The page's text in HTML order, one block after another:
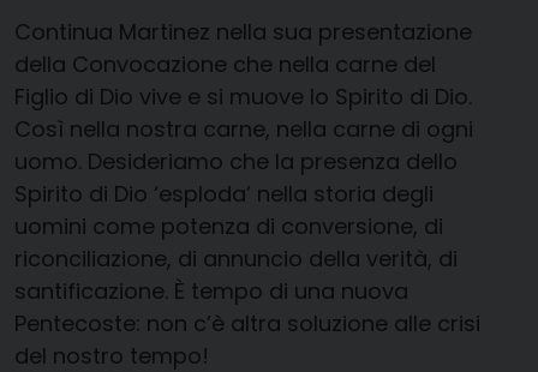
Continua Martinez nella sua presentazione
della Convocazione che nella carne del
Figlio di Dio vive e si muove lo Spirito di Dio.
Così nella nostra carne, nella carne di ogni
uomo. Desideriamo che la presenza dello
Spirito di Dio ‘esploda’ nella storia degli
uomini come potenza di conversione, di
riconciliazione, di annuncio della verità, di
santificazione. È tempo di una nuova
Pentecoste: non c’è altra soluzione alle crisi
del nostro tempo!